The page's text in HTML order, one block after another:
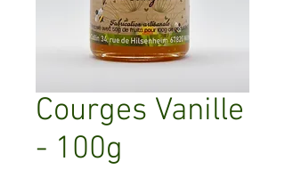
Courges Vanille
- 100g